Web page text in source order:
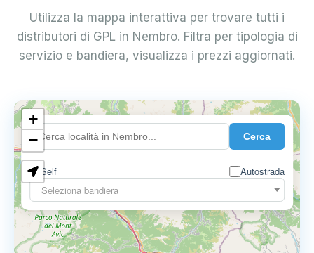
Utilizza la mappa interattiva per trovare tutti i
distributori di GPL in Nembro. Filtra per tipologia di
servizio e bandiera, visualizza i prezzi aggiornati.
Cerca
Self
Autostrada
Seleziona bandiera
+
−